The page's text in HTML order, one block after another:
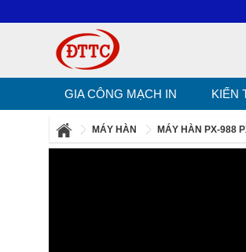
GIA CÔNG MẠCH IN KIẾN
MÁY HÀN MÁY HÀN PX-988